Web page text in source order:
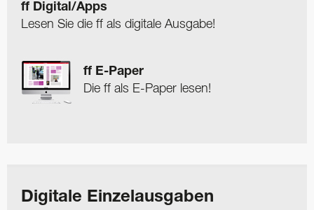
ff Digital/Apps
Lesen Sie die ff als digitale Ausgabe!
ff E-Paper
Die ff als E-Paper lesen!
Digitale Einzelausgaben